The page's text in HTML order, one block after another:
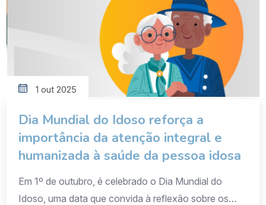
1 out 2025
Dia Mundial do Idoso reforça a
importância da atenção integral e
humanizada à saúde da pessoa idosa
Em 1º de outubro, é celebrado o Dia Mundial do
Idoso, uma data que convida à reflexão sobre os